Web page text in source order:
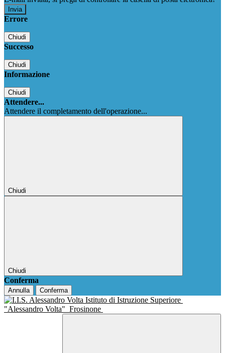
Errore
Chiudi
Successo
Chiudi
Informazione
Chiudi
Attendere...
Attendere il completamento dell'operazione...
Chiudi
Chiudi
Conferma
Annulla Conferma
Istituto di Istruzione Superiore
"Alessandro Volta" Frosinone